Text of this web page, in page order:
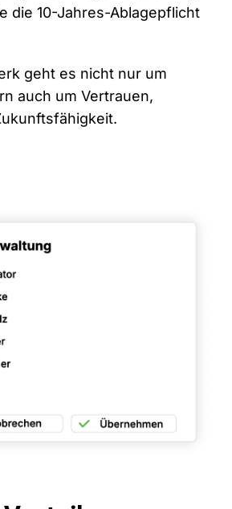
die 10-Jahres-Ablagepflicht
geht es nicht nur um
auch um Vertrauen,